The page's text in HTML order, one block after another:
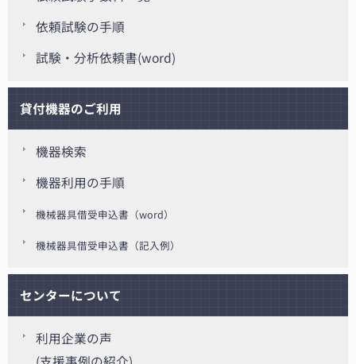
依頼試験の手順
試験・分析依頼書(word)
貸付機器のご利用
機器検索
機器利用の手順
機械器具借受申込書（word）
機械器具借受申込書（記入例）
センターについて
利用企業の声